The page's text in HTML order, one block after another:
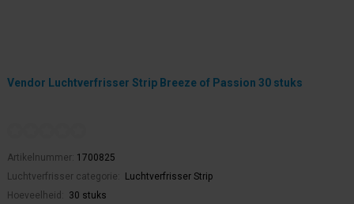
Vendor Luchtverfrisser Strip Breeze of Passion 30 stuks
Artikelnummer: 1700825
Luchtverfrisser categorie:
Luchtverfrisser Strip
Hoeveelheid:
30 stuks